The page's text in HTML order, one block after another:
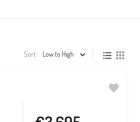
Sort : Low to High